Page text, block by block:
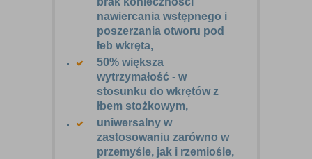
nawiercania wstępnego i
poszerzania otworu pod
łeb wkręta,
50% większa
wytrzymałość - w
stosunku do wkrętów z
łbem stożkowym,
uniwersalny w
zastosowaniu zarówno w
przemyśle, jak i rzemiośle,